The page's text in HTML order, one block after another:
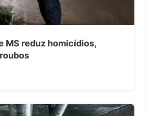
MS reduz homicídios,